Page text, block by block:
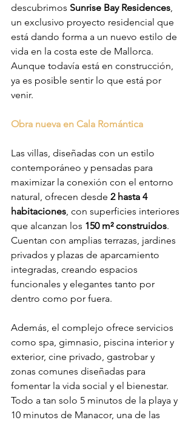
descubrimos Sunrise Bay Residences,
un exclusivo proyecto residencial que
está dando forma a un nuevo estilo de
vida en la costa este de Mallorca.
Aunque todavía está en construcción,
ya es posible sentir lo que está por
venir.
Obra nueva en Cala Romántica
Las villas, diseñadas con un estilo
contemporáneo y pensadas para
maximizar la conexión con el entorno
natural, ofrecen desde 2 hasta 4
habitaciones, con superficies interiores
que alcanzan los 150 m² construidos.
Cuentan con amplias terrazas, jardines
privados y plazas de aparcamiento
integradas, creando espacios
funcionales y elegantes tanto por
dentro como por fuera.
Además, el complejo ofrece servicios
como spa, gimnasio, piscina interior y
exterior, cine privado, gastrobar y
zonas comunes diseñadas para
fomentar la vida social y el bienestar.
Todo a tan solo 5 minutos de la playa y
10 minutos de Manacor, una de las